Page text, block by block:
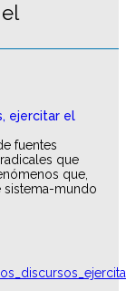
fuentes
que
que,
sistema-mundo